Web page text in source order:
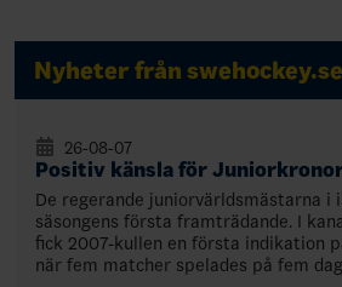
Nyheter från swehockey.se
Positiv känsla för
26-08-07
De regerande juniorvärldsmästarna i
säsongens första framträdande. I
fick 2007-kullen en första indikation
när fem matcher spelades på fem